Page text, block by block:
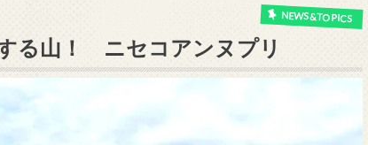
NEWS&TOPICS
る山！ ニセコアンヌプリ